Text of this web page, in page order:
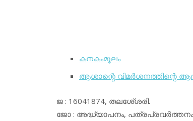
കനകംമൂലം
ആശാന്റെ വിമര്‍ശനത്തിന്റെ
ജ : 16041874, തലശേ്ശരി.
ജോ : അദ്ധ്യാപനം, പത്രപ്രവര്‍ത്തനം,